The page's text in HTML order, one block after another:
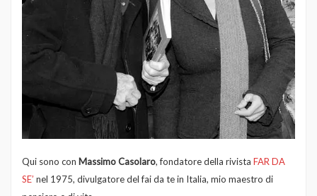
Qui sono con Massimo Casolaro, fondatore della rivista FAR DA
SE’ nel 1975, divulgatore del fai da te in Italia, mio maestro di